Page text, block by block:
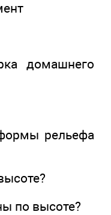
домашнего
рельефа
по высоте?